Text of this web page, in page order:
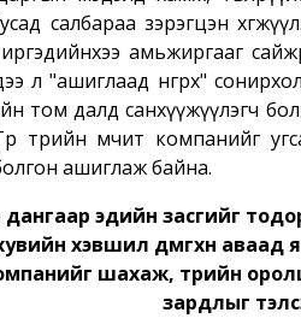
салбараа зэрэгцэн
амьжиргааг
л "ашиглаад өнгөрөх"
том далд санхүүжүүлэгч
төрийн өмчит компанийг
ашиглаж байна.
дангаар эдийн засгийг
хэвшил дөмөгхөн аваад
шахаж, төрийн
зардлыг